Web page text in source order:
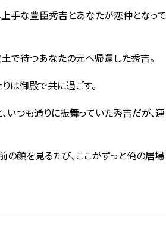
手な豊臣秀吉とあなたが恋仲となって
で待つあなたの元へ帰還した秀吉。
は御殿で共に過ごす。
いつも通りに振舞っていた秀吉だが、連
顔を見るたび、ここがずっと俺の居場